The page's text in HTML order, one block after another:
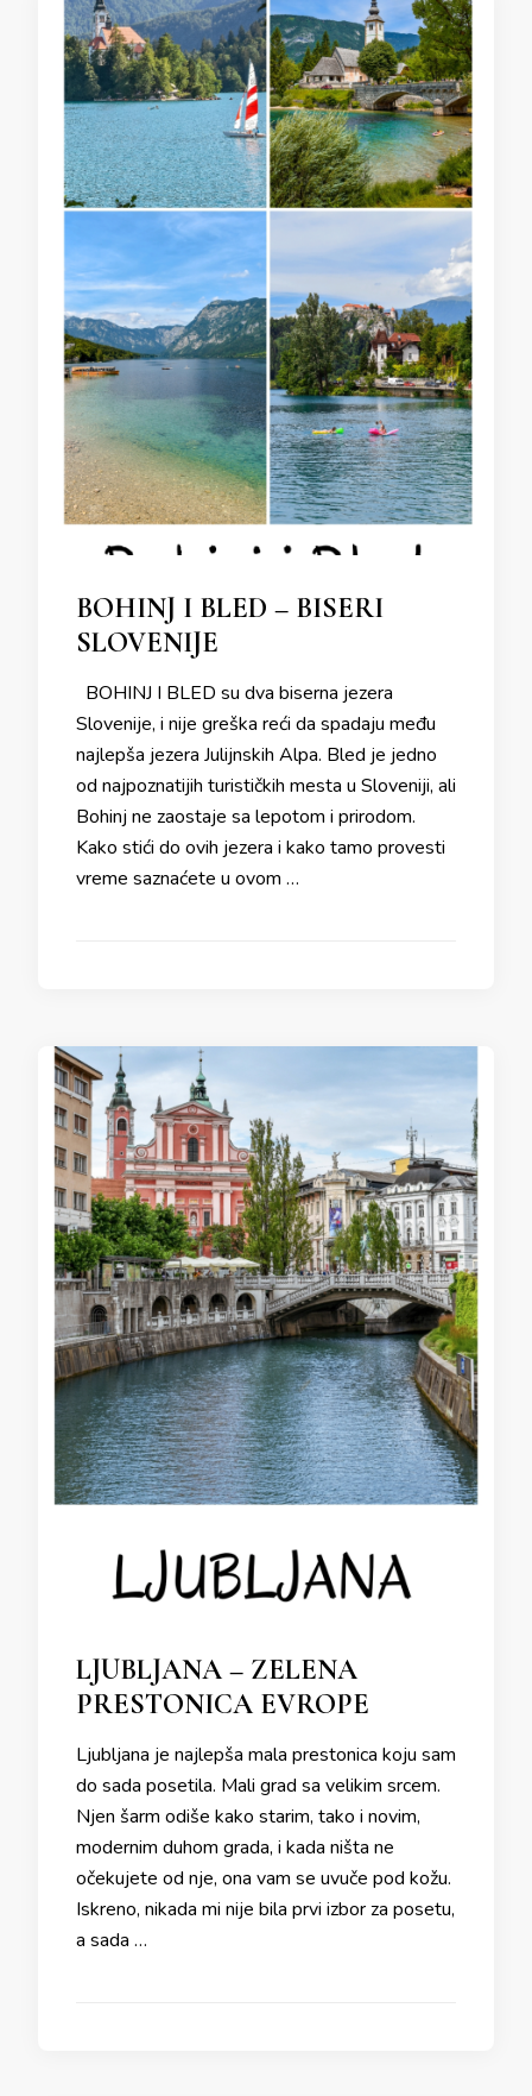
BOHINJ I BLED – BISERI
SLOVENIJE
BOHINJ I BLED su dva biserna jezera
Slovenije, i nije greška reći da spadaju među
najlepša jezera Julijnskih Alpa. Bled je jedno
od najpoznatijih turističkih mesta u Sloveniji, ali
Bohinj ne zaostaje sa lepotom i prirodom.
Kako stići do ovih jezera i kako tamo provesti
vreme saznaćete u ovom …
LJUBLJANA – ZELENA
PRESTONICA EVROPE
Ljubljana je najlepša mala prestonica koju sam
do sada posetila. Mali grad sa velikim srcem.
Njen šarm odiše kako starim, tako i novim,
modernim duhom grada, i kada ništa ne
očekujete od nje, ona vam se uvuče pod kožu.
Iskreno, nikada mi nije bila prvi izbor za posetu,
a sada …